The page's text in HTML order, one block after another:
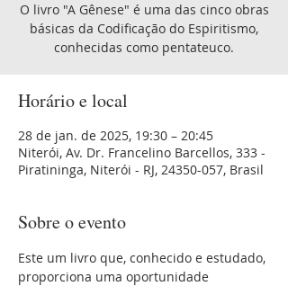
O livro "A Gênese" é uma das cinco obras
básicas da Codificação do Espiritismo,
conhecidas como pentateuco.
Horário e local
28 de jan. de 2025, 19:30 – 20:45
Niterói, Av. Dr. Francelino Barcellos, 333 -
Piratininga, Niterói - RJ, 24350-057, Brasil
Sobre o evento
Este um livro que, conhecido e estudado,
proporciona uma oportunidade